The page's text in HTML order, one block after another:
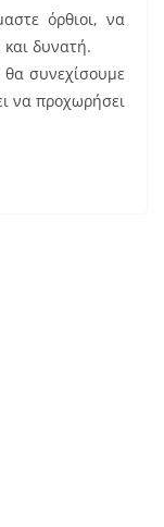
όρθιοι, να
δυνατή.
συνεχίσουμε
να προχωρήσει